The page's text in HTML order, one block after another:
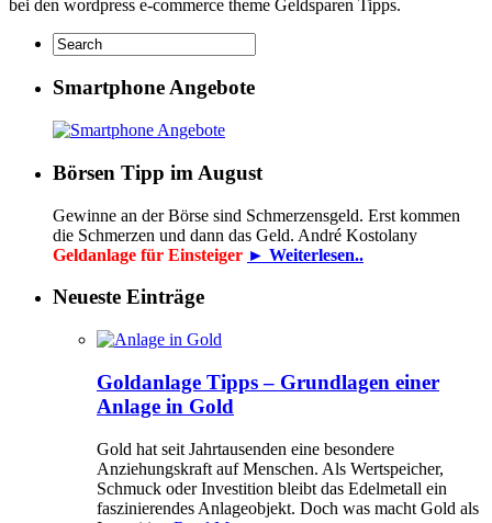
bei den wordpress e-commerce theme Geldsparen Tipps.
Smartphone Angebote
Börsen Tipp im August
Gewinne an der Börse sind Schmerzensgeld. Erst kommen
die Schmerzen und dann das Geld. André Kostolany
Geldanlage für Einsteiger ► Weiterlesen..
Neueste Einträge
Goldanlage Tipps – Grundlagen einer
Anlage in Gold
Gold hat seit Jahrtausenden eine besondere
Anziehungskraft auf Menschen. Als Wertspeicher,
Schmuck oder Investition bleibt das Edelmetall ein
faszinierendes Anlageobjekt. Doch was macht Gold als